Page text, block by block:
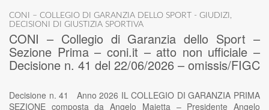
CONI – COLLEGIO DI GARANZIA DELLO SPORT - GIUDIZI ,
DECISIONI DI GIUSTIZIA SPORTIVA
CONI – Collegio di Garanzia dello Sport –
Sezione Prima – coni.it – atto non ufficiale –
Decisione n. 41 del 22/06/2026 – omissis/FIGC
Decisione n. 41 Anno 2026 IL COLLEGIO DI GARANZIA PRIMA
SEZIONE composta da Angelo Maietta – Presidente Angelo